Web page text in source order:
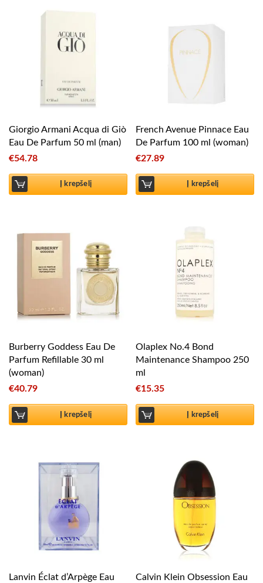
Giorgio Armani Acqua di Giò
Eau De Parfum 50 ml (man)
€54.78
Į krepšelį
French Avenue Pinnace Eau
De Parfum 100 ml (woman)
€27.89
Į krepšelį
Burberry Goddess Eau De
Parfum Refillable 30 ml
(woman)
€40.79
Į krepšelį
Olaplex No.4 Bond
Maintenance Shampoo 250
ml
€15.35
Į krepšelį
Lanvin Éclat d’Arpège Eau
Calvin Klein Obsession Eau